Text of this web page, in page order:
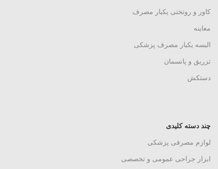
کاور و روتختی یکبار مصرف
معاینه
البسه یکبار مصرف پزشکی
تزریق و پانسمان
دستکش
چند دسته کلیدی
لوازم مصرفی پزشکی
ابزار جراحی عمومی و تخصصی